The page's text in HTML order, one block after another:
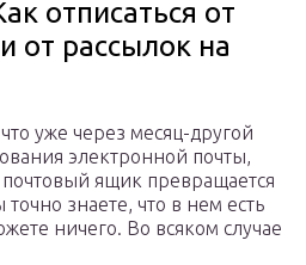
отписаться от
от рассылок на
уже через месяц-другой
электронной почты,
почтовый ящик превращается
знаете, что в нем есть
ничего. Во всяком случае